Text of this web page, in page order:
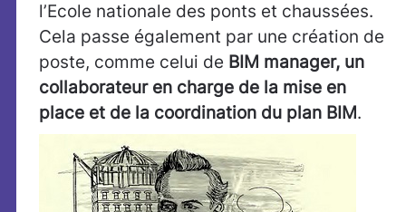
l’Ecole nationale des ponts et chaussées.
Cela passe également par une création de
poste, comme celui de BIM manager, un
collaborateur en charge de la mise en
place et de la coordination du plan BIM.